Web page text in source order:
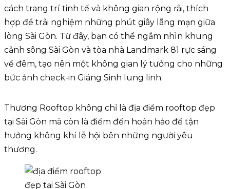
cách trang trí tinh tế và không gian rộng rãi, thích
hợp để trải nghiệm những phút giây lãng mạn giữa
lòng Sài Gòn. Từ đây, bạn có thể ngắm nhìn khung
cảnh sông Sài Gòn và tòa nhà Landmark 81 rực sáng
về đêm, tạo nên một không gian lý tưởng cho những
bức ảnh check-in Giáng Sinh lung linh.
Thương Rooftop không chỉ là địa điểm rooftop đẹp
tại Sài Gòn mà còn là điểm đến hoàn hảo để tận
hưởng không khí lễ hội bên những người yêu
thương.